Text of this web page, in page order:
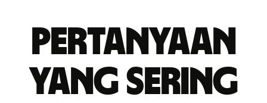
Pertanyaan
yang sering